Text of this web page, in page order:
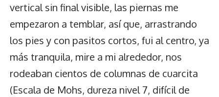
vertical sin final visible, las piernas me
empezaron a temblar, así que, arrastrando
los pies y con pasitos cortos, fui al centro, ya
más tranquila, mire a mi alrededor, nos
rodeaban cientos de columnas de cuarcita
(Escala de Mohs, dureza nivel 7, difícil de